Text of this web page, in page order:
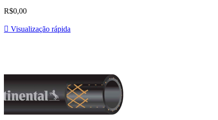
R$0,00
 Visualização rápida